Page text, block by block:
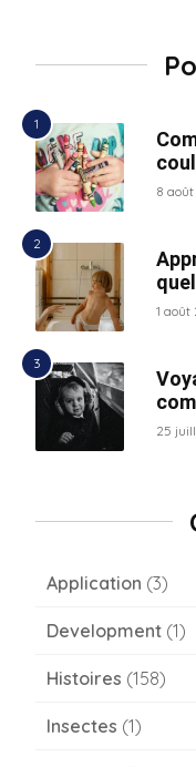
8
1 août
25
Application (3)
Development (1)
Histoires (158)
Insectes (1)